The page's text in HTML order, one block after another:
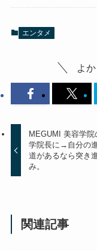
エンタメ
よ
MEGUMI 美容学院
学院長に→自分の
道があるなら突き
み。
関連記事